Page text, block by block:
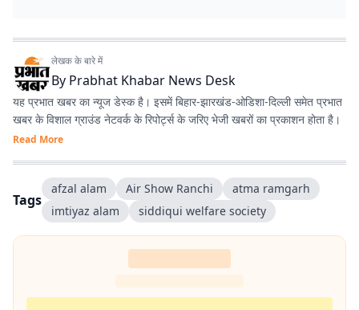
लेखक के बारे में
By Prabhat Khabar News Desk
यह प्रभात खबर का न्यूज डेस्क है। इसमें बिहार-झारखंड-ओडिशा-दिल्‍ली समेत प्रभात
खबर के विशाल ग्राउंड नेटवर्क के रिपोर्ट्स के जरिए भेजी खबरों का प्रकाशन होता है।
Read More
Tags
afzal alam Air Show Ranchi
atma ramgarh
imtiyaz alam
siddiqui welfare society